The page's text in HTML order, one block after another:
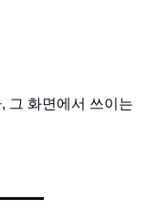
그 화면에서 쓰이는